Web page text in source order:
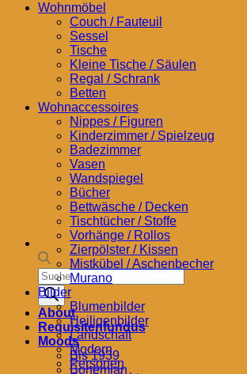
Products
search
About
Requisitenfundus
Moods
Bis 1939
Bohemian
Wohnmöbel
Couch / Fauteuil
Sessel
Tische
Kleine Tische / Säulen
Regal / Schrank
Betten
Wohnaccessoires
Nippes / Figuren
Kinderzimmer / Spielzeug
Badezimmer
Vasen
Wandspiegel
Bücher
Bettwäsche / Decken
Tischtücher / Stoffe
Vorhänge / Rollos
Zierpölster / Kissen
Mistkübel / Aschenbecher
Murano
Bilder
Blumenbilder
Heiligenbilder
Landschaft
Modern
Personen